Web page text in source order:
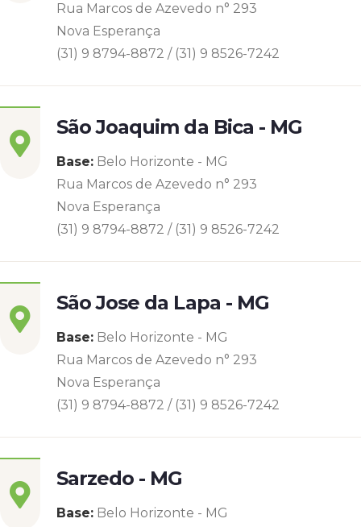
Rua Marcos de Azevedo n° 293
Nova Esperança
(31) 9 8794-8872 / (31) 9 8526-7242
São Joaquim da Bica - MG
Base: Belo Horizonte - MG
Rua Marcos de Azevedo n° 293
Nova Esperança
(31) 9 8794-8872 / (31) 9 8526-7242
São Jose da Lapa - MG
Base: Belo Horizonte - MG
Rua Marcos de Azevedo n° 293
Nova Esperança
(31) 9 8794-8872 / (31) 9 8526-7242
Sarzedo - MG
Base: Belo Horizonte - MG